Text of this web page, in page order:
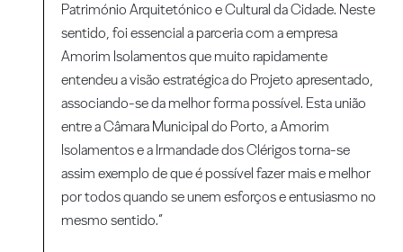
Património Arquitetónico e Cultural da Cidade. Neste
sentido, foi essencial a parceria com a empresa
Amorim Isolamentos que muito rapidamente
entendeu a visão estratégica do Projeto apresentado,
associando-se da melhor forma possível. Esta união
entre a Câmara Municipal do Porto, a Amorim
Isolamentos e a Irmandade dos Clérigos torna-se
assim exemplo de que é possível fazer mais e melhor
por todos quando se unem esforços e entusiasmo no
mesmo sentido.”